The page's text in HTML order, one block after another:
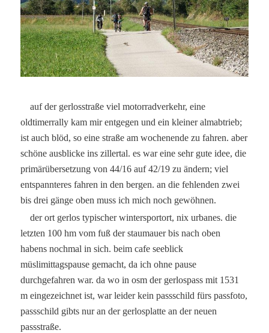
auf der gerlosstraße viel motorradverkehr, eine
oldtimerrally kam mir entgegen und ein kleiner almabtrieb;
ist auch blöd, so eine straße am wochenende zu fahren. aber
schöne ausblicke ins zillertal. es war eine sehr gute idee, die
primärübersetzung von 44/16 auf 42/19 zu ändern; viel
entspannteres fahren in den bergen. an die fehlenden zwei
bis drei gänge oben muss ich mich noch gewöhnen.
der ort gerlos typischer wintersportort, nix urbanes. die
letzten 100 hm vom fuß der staumauer bis nach oben
habens nochmal in sich. beim cafe seeblick
müslimittagspause gemacht, da ich ohne pause
durchgefahren war. da wo in osm der gerlospass mit 1531
m eingezeichnet ist, war leider kein passschild fürs passfoto,
passschild gibts nur an der gerlosplatte an der neuen
passstraße.